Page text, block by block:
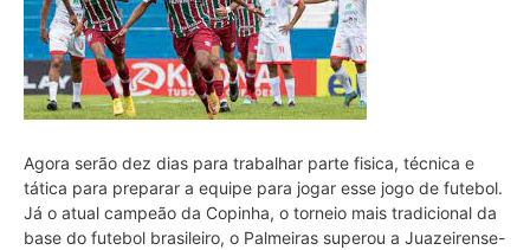
Agora serão dez dias para trabalhar parte fisica, técnica e
tática para preparar a equipe para jogar esse jogo de futebol.
Já o atual campeão da Copinha, o torneio mais tradicional da
base do futebol brasileiro, o Palmeiras superou a Juazeirense-